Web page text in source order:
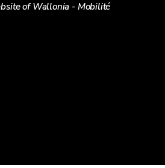
of Wallonia - Mobilité